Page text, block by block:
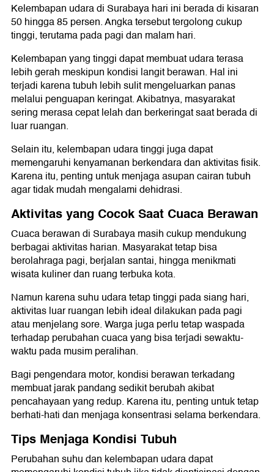
Kelembapan udara di Surabaya hari ini berada di kisaran
50 hingga 85 persen. Angka tersebut tergolong cukup
tinggi, terutama pada pagi dan malam hari.
Kelembapan yang tinggi dapat membuat udara terasa
lebih gerah meskipun kondisi langit berawan. Hal ini
terjadi karena tubuh lebih sulit mengeluarkan panas
melalui penguapan keringat. Akibatnya, masyarakat
sering merasa cepat lelah dan berkeringat saat berada di
luar ruangan.
Selain itu, kelembapan udara tinggi juga dapat
memengaruhi kenyamanan berkendara dan aktivitas fisik.
Karena itu, penting untuk menjaga asupan cairan tubuh
agar tidak mudah mengalami dehidrasi.
Aktivitas yang Cocok Saat Cuaca Berawan
Cuaca berawan di Surabaya masih cukup mendukung
berbagai aktivitas harian. Masyarakat tetap bisa
berolahraga pagi, berjalan santai, hingga menikmati
wisata kuliner dan ruang terbuka kota.
Namun karena suhu udara tetap tinggi pada siang hari,
aktivitas luar ruangan lebih ideal dilakukan pada pagi
atau menjelang sore. Warga juga perlu tetap waspada
terhadap perubahan cuaca yang bisa terjadi sewaktu-
waktu pada musim peralihan.
Bagi pengendara motor, kondisi berawan terkadang
membuat jarak pandang sedikit berubah akibat
pencahayaan yang redup. Karena itu, penting untuk tetap
berhati-hati dan menjaga konsentrasi selama berkendara.
Tips Menjaga Kondisi Tubuh
Perubahan suhu dan kelembapan udara dapat